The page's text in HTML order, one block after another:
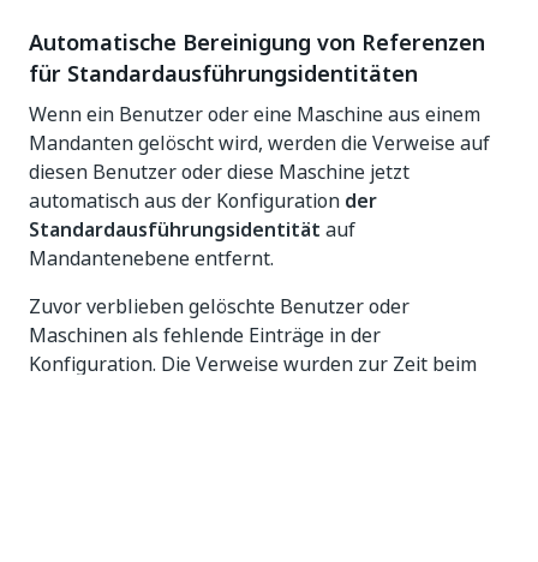
Automatische Bereinigung von Referenzen
für Standardausführungsidentitäten
Wenn ein Benutzer oder eine Maschine aus einem
Mandanten gelöscht wird, werden die Verweise auf
diesen Benutzer oder diese Maschine jetzt
automatisch aus der Konfiguration der
Standardausführungsidentität auf
Mandantenebene entfernt.
Zuvor verblieben gelöschte Benutzer oder
Maschinen als fehlende Einträge in der
Konfiguration. Die Verweise wurden zur Zeit beim